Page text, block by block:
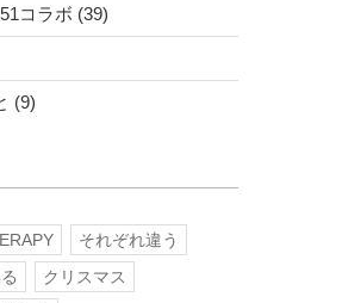
コラボ (39)
(9)
それぞれ違う
クリスマス